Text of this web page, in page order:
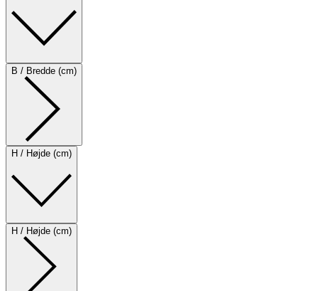
B / Bredde (cm)
H / Højde (cm)
H / Højde (cm)